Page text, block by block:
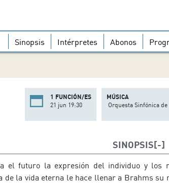
Sinopsis Intérpretes Abonos
1 FUNCIÓN/ES
21 jun 19:30
MÚSICA
Orquesta Sinfónica de
SINOPSIS
el futuro la expresión del individuo y los
de la vida eterna le hace llenar a Brahms